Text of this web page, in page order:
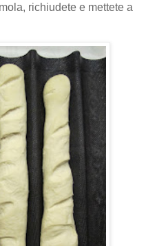
richiudete e mettete a